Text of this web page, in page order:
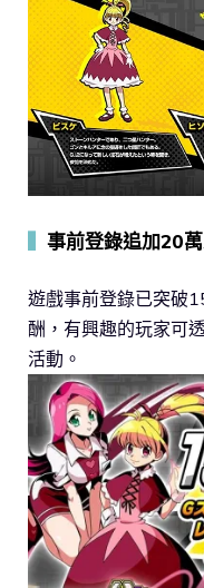
事前登錄追加20
遊戲事前登錄已突破
酬，有興趣的玩家可
活動。